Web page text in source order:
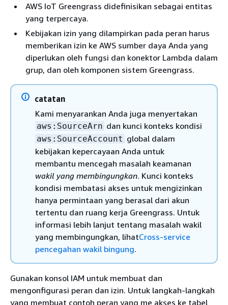
AWS IoT Greengrass didefinisikan sebagai entitas
yang terpercaya.
Kebijakan izin yang dilampirkan pada peran harus
memberikan izin ke AWS sumber daya Anda yang
diperlukan oleh fungsi dan konektor Lambda dalam
grup, dan oleh komponen sistem Greengrass.
catatan
Kami menyarankan Anda juga menyertakan
aws:SourceArn dan kunci konteks kondisi
aws:SourceAccount global dalam
kebijakan kepercayaan Anda untuk
membantu mencegah masalah keamanan
wakil yang membingungkan. Kunci konteks
kondisi membatasi akses untuk mengizinkan
hanya permintaan yang berasal dari akun
tertentu dan ruang kerja Greengrass. Untuk
informasi lebih lanjut tentang masalah wakil
yang membingungkan, lihatCross-service
pencegahan wakil bingung.
Gunakan konsol IAM untuk membuat dan
mengonfigurasi peran dan izin. Untuk langkah-langkah
yang membuat contoh peran yang me akses ke tabel